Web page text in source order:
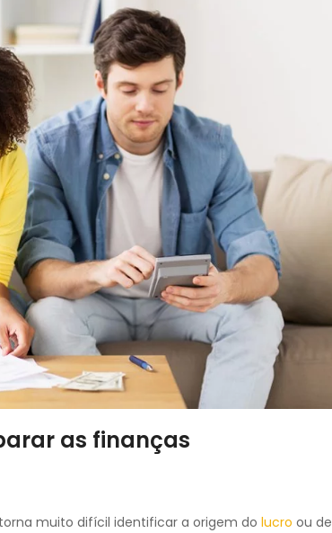
as finanças
muito difícil identificar a origem do lucro ou de